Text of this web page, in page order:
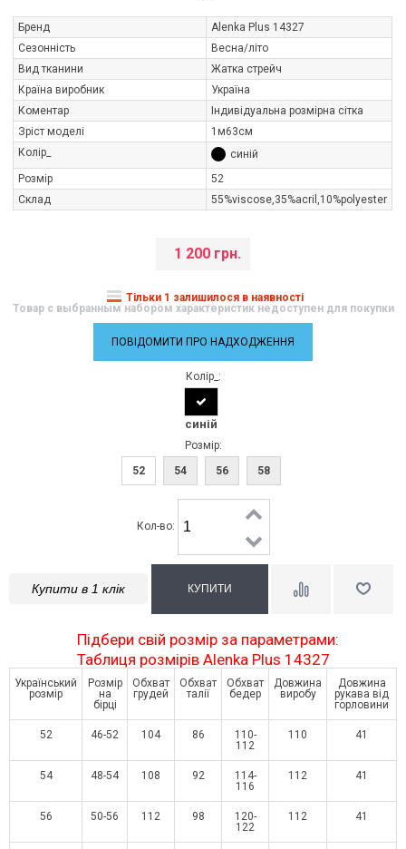
Бренд
Alenka Plus 14327
Сезонність
Весна/літо
Вид тканини
Жатка стрейч
Країна виробник
Україна
Коментар
Індивідуальна розмірна сітка
Зріст моделі
1м63см
Колір_
синій
Розмір
52
Склад
55%viscose,35%aсril,10%polуester
1 200 грн.
Тільки 1 залишилося в наявності
Товар с выбранным набором характеристик недоступен для покупки
ПОВІДОМИТИ ПРО НАДХОДЖЕННЯ
Колір_:
синій
Розмір:
52
54 56 58
Кол-во:
Купити в 1 клік
Підбери свій розмір за параметрами:
Таблиця розмірів Alenka Plus 14327
Український
розмір
Розмір
на
бірці
Обхват
грудей
Обхват
талії
Обхват
бедер
Довжина
виробу
Довжина
рукава від
горловини
52 46-52 104 86
110-
112
110 41
54 48-54 108 92
114-
116
112 41
56 50-56 112 98
120-
122
112 41